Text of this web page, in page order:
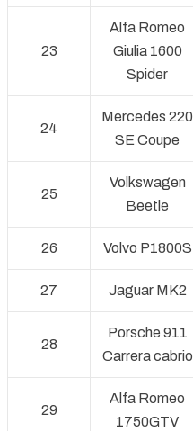
23
Alfa Romeo
Giulia 1600
Spider
24
Mercedes 220
SE Coupe
25
Volkswagen
Beetle
26 Volvo P1800S
27 Jaguar MK2
28
Porsche 911
Carrera cabrio
29
Alfa Romeo
1750GTV